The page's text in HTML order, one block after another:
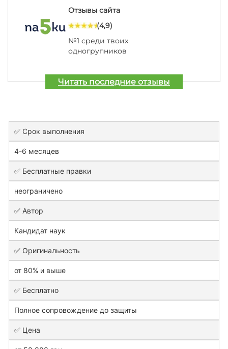
Отзывы сайта
(4,9)
№1 среди твоих
одногрупников
Читать последние отзывы
✅ Срок выполнения
4-6 месяцев
✅ Бесплатные правки
неограничено
✅ Автор
Кандидат наук
✅ Оригинальность
от 80% и выше
✅ Бесплатно
Полное сопровождение до защиты
✅ Цена